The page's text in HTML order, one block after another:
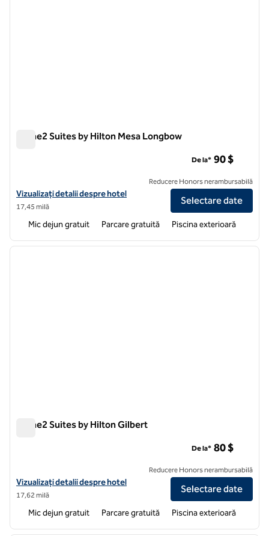
Home2 Suites by Hilton Mesa Longbow
Vizualizați detaliile hotelului pentru Home2 Suites by Hilton Mesa
Vizualizați detalii despre hotel
17,45 milă
De la* 90 $
Reducere Honors nerambursabilă
Selectare date
Mic dejun gratuit Parcare gratuită Piscina exterioară
1 din 11
Home2 Suites by Hilton Gilbert
Vizualizați detaliile hotelului pentru Home2 Suites by Hilton Gilbert
Vizualizați detalii despre hotel
17,62 milă
De la* 80 $
Reducere Honors nerambursabilă
Selectare date
Mic dejun gratuit Parcare gratuită Piscina exterioară